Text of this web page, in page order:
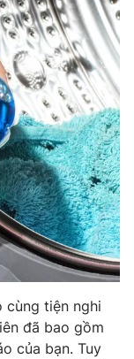
cùng tiện nghi
đã bao gồm
của bạn. Tuy